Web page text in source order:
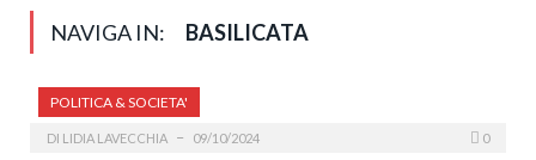
NAVIGA IN: BASILICATA
POLITICA & SOCIETA'
DI LIDIA LAVECCHIA 09/10/2024 0